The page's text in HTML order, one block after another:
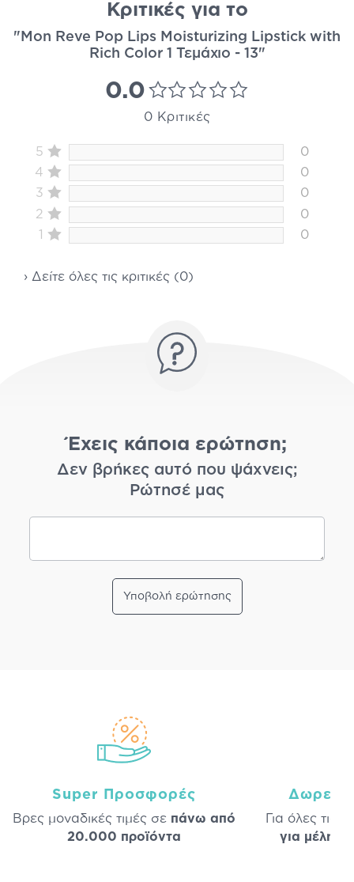
Κριτικές για το
"Mon Reve Pop Lips Moisturizing Lipstick with
Rich Color 1 Τεμάχιο - 13"
0.0
0 Κριτικές
5
0
4
0
3
0
2
0
1
0
› Δείτε όλες τις κριτικές (0)
Έχεις κάποια ερώτηση;
Δεν βρήκες αυτό που ψάχνεις;
Ρώτησέ μας
Υποβολή ερώτησης
Super Προσφορές
Βρες μοναδικές τιμές σε πάνω από
20.000 προϊόντα
Δωρεάν
Για όλες τις
για μέλη